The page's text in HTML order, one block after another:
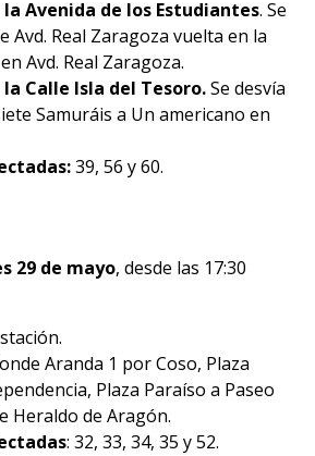
Avenida de los Estudiantes. Se
Avd. Real Zaragoza vuelta en la
Avd. Real Zaragoza.
Calle Isla del Tesoro.Se desvía
Samuráis a Un americano en
39, 56 y 60.
29 de mayo, desde las 17:30
Aranda 1 por Coso, Plaza
Plaza Paraíso a Paseo
Heraldo de Aragón.
: 32, 33, 34, 35 y 52.